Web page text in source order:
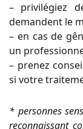
– privilégiez
demandent le
– en cas de
un
– prenez
si votre
* personnes
reconnaissant